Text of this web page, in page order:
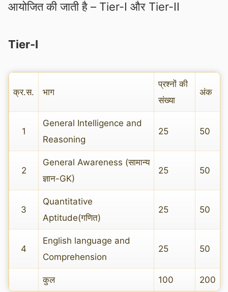
आयोजित की जाती है – Tier-I और Tier-II
Tier-I
क्र.स. भाग
प्रश्नों की
संख्या
अंक
1
General Intelligence and
Reasoning
25 50
2
General Awareness (सामान्य
ज्ञान-GK)
25 50
3
Quantitative
Aptitude(गणित)
25 50
4
English language and
Comprehension
25 50
कुल 100 200